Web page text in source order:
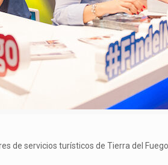
de servicios turísticos de Tierra del